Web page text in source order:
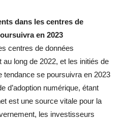
dans les centres de
en 2023
centres de données
long de 2022, et les initiés de
tendance se poursuivra en 2023
d’adoption numérique, étant
est une source vitale pour la
les investisseurs